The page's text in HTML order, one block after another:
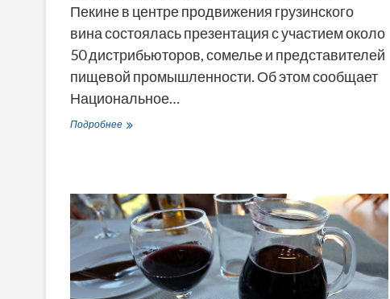
Пекине в центре продвижения грузинского
вина состоялась презентация с участием около
50 дистрибьюторов, сомелье и представителей
пищевой промышленности. Об этом сообщает
Национальное…
ПодробнееВ
вин